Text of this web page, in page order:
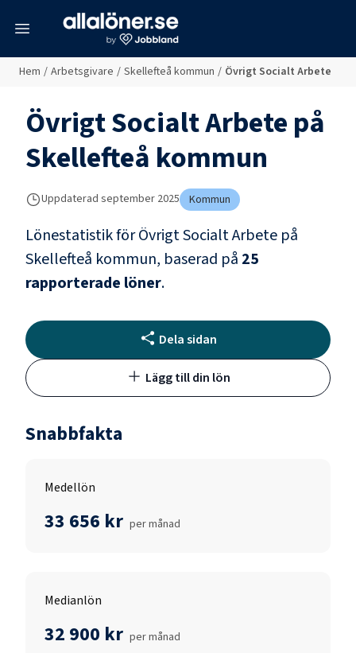
Hem / Arbetsgivare / Skellefteå kommun / Övrigt Socialt Arbete
Övrigt Socialt Arbetepå
Skellefteå kommun
Uppdaterad september 2025 Kommun
Lönestatistik förÖvrigt Socialt Arbete på
Skellefteå kommun, baserad på 25
rapporterade löner.
Dela sidan
Lägg till din lön
Snabbfakta
Medellön
33 656 kr per månad
Medianlön
32 900 kr per månad